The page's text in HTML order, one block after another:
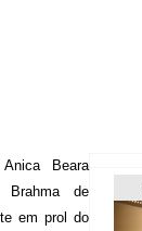
Beara
Brahma de
em prol do